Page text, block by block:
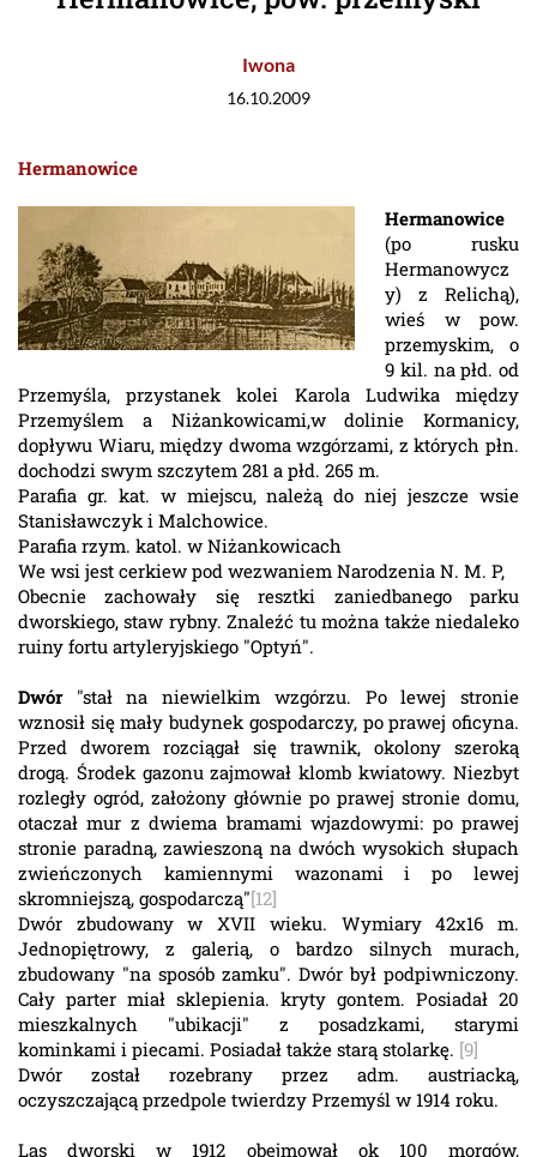
Iwona
16.10.2009
Hermanowice
Hermanowice
(po rusku
Hermanowycz
y) z Relichą),
wieś w pow.
przemyskim, o
9 kil. na płd. od
Przemyśla, przystanek kolei Karola Ludwika między
Przemyślem a Niżankowicami,w dolinie Kormanicy,
dopływu Wiaru, między dwoma wzgórzami, z których płn.
dochodzi swym szczytem 281 a płd. 265 m.
Parafia gr. kat. w miejscu, należą do niej jeszcze wsie
Stanisławczyk i Malchowice.
Parafia rzym. katol. w Niżankowicach
We wsi jest cerkiew pod wezwaniem Narodzenia N. M. P,
Obecnie zachowały się resztki zaniedbanego parku
dworskiego, staw rybny. Znaleźć tu można także niedaleko
ruiny fortu artyleryjskiego "Optyń".
Dwór"stał na niewielkim wzgórzu. Po lewej stronie
wznosił się mały budynek gospodarczy, po prawej oficyna.
Przed dworem rozciągał się trawnik, okolony szeroką
drogą. Środek gazonu zajmował klomb kwiatowy. Niezbyt
rozległy ogród, założony głównie po prawej stronie domu,
otaczał mur z dwiema bramami wjazdowymi: po prawej
stronie paradną, zawieszoną na dwóch wysokich słupach
zwieńczonych kamiennymi wazonami i po lewej
skromniejszą, gospodarczą"[12]
Dwór zbudowany w XVII wieku. Wymiary 42x16 m.
Jednopiętrowy, z galerią, o bardzo silnych murach,
zbudowany "na sposób zamku". Dwór był podpiwniczony.
Cały parter miał sklepienia. kryty gontem. Posiadał 20
mieszkalnych "ubikacji" z posadzkami, starymi
kominkami i piecami. Posiadał także starą stolarkę. [9]
Dwór został rozebrany przez adm. austriacką,
oczyszczającą przedpole twierdzy Przemyśl w 1914 roku.
Las dworski w 1912 obejmował ok 100 morgów,